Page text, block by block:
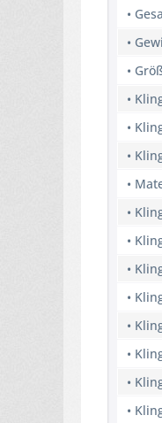
•
•
•
•
•
•
•
•
•
•
•
•
•
•
•